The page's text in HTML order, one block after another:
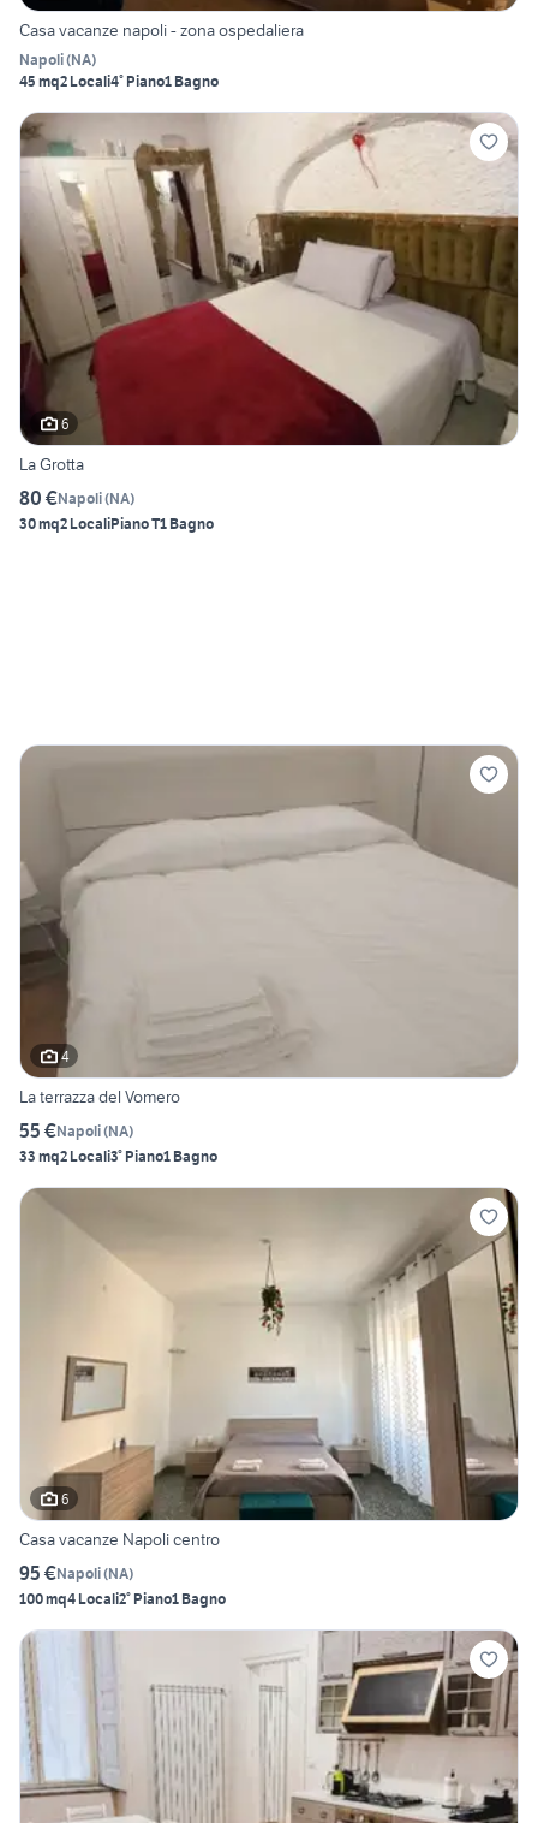
Casa vacanze napoli - zona ospedaliera
Napoli(NA)
45 mq2 Locali4° Piano1 Bagno
6
La Grotta
80 €Napoli(NA)
30 mq2 LocaliPiano T1 Bagno
4
La terrazza del Vomero
55 €Napoli(NA)
33 mq2 Locali3° Piano1 Bagno
6
Casa vacanze Napoli centro
95 €Napoli(NA)
100 mq4 Locali2° Piano1 Bagno